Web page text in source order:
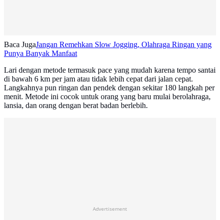
Baca JugaJangan Remehkan Slow Jogging, Olahraga Ringan yang
Punya Banyak Manfaat
Lari dengan metode termasuk pace yang mudah karena tempo santai
di bawah 6 km per jam atau tidak lebih cepat dari jalan cepat.
Langkahnya pun ringan dan pendek dengan sekitar 180 langkah per
menit. Metode ini cocok untuk orang yang baru mulai berolahraga,
lansia, dan orang dengan berat badan berlebih.
Advertisement